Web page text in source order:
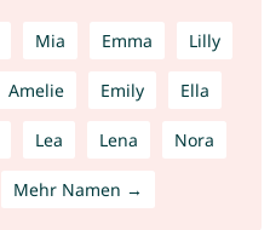
Mia Emma Lilly
Amelie Emily Ella
Lea Lena Nora
Mehr Namen →